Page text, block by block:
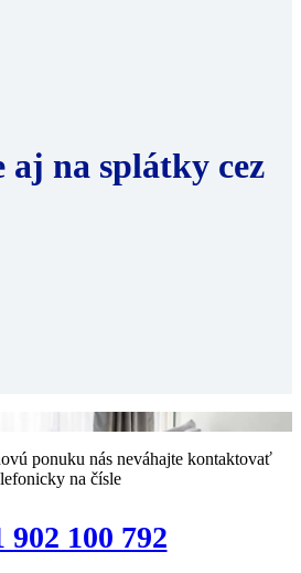
na splátky cez
ponuku nás neváhajte kontaktovať
na čísle
902 100 792